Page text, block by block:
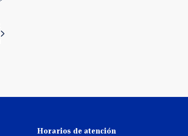
Horarios de atención